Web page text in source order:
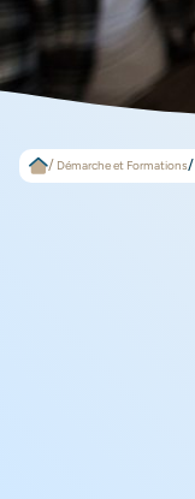
Démarche et Formations